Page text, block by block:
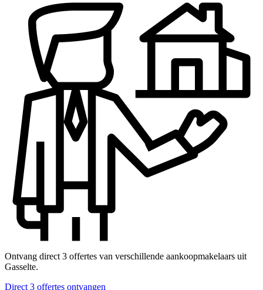
Ontvang direct 3 offertes van verschillende aankoopmakelaars uit
Gasselte.
Direct 3 offertes ontvangen